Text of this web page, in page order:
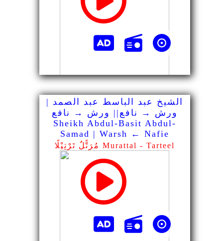
الشيخ عبد الباسط عبد الصمد |
ورش → نافع|| ورش → نافع
Sheikh Abdul-Basit Abdul-
Samad | Warsh ← Nafie
مُرَتًّلٌ تَرْتِيْلًا Murattal - Tarteel